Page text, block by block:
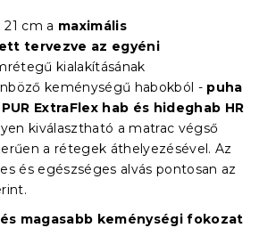
21 cm a maximális
tervezve az egyéni
kialakításának
keménységű habokból - puha
ExtraFlex hab és hideghab HR
kiválasztható a matrac végső
a rétegek áthelyezésével. Az
és egészséges alvás pontosan az
magasabb keménységi fokozat